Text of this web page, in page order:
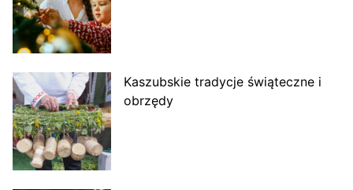
Kaszubskie tradycje świąteczne i
obrzędy